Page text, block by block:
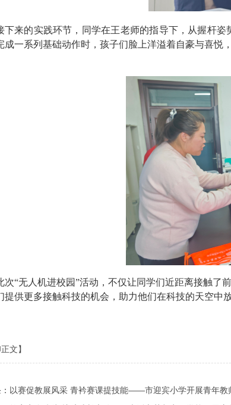
下来的实践环节，同学在王老师的指导下，从握杆
成一系列基础动作时，孩子们脸上洋溢着自豪与喜悦
次“无人机进校园”活动，不仅让同学们近距离接触了
提供更多接触科技的机会，助力他们在科技的天空中放
文】
以赛促教展风采 青衿赛课提技能——市迎宾小学开展青年教